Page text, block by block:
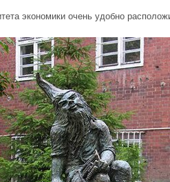
экономики очень удобно